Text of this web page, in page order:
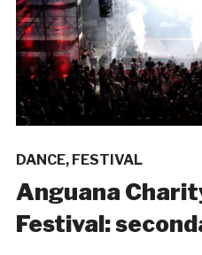
DANCE, FESTIVAL
Anguana
Festival: